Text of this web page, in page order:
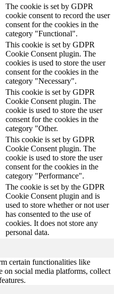
The cookie is set by GDPR
cookie consent to record the user
consent for the cookies in the
category "Functional".
This cookie is set by GDPR
Cookie Consent plugin. The
cookies is used to store the user
consent for the cookies in the
category "Necessary".
This cookie is set by GDPR
Cookie Consent plugin. The
cookie is used to store the user
consent for the cookies in the
category "Other.
This cookie is set by GDPR
Cookie Consent plugin. The
cookie is used to store the user
consent for the cookies in the
category "Performance".
The cookie is set by the GDPR
Cookie Consent plugin and is
used to store whether or not user
has consented to the use of
cookies. It does not store any
personal data.
certain functionalities like
on social media platforms, collect